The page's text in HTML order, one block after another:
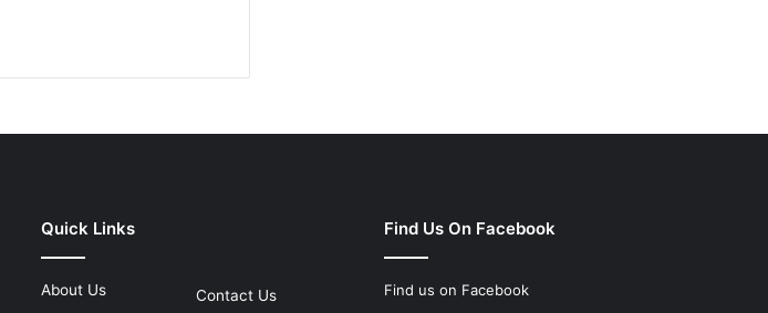
Quick Links
About Us Contact Us
Find Us On Facebook
Find us on Facebook